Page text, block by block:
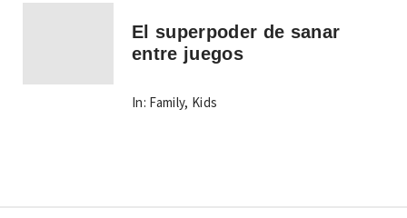
El superpoder de sanar
entre juegos
In: Family, Kids